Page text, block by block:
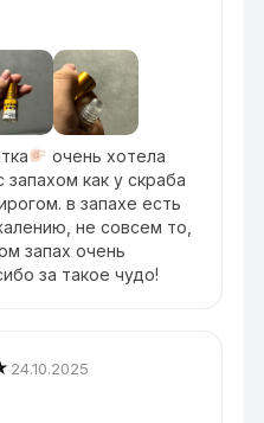
очень хотела
как у скраба
в запахе есть
не совсем то,
запах очень
за такое чудо!
24.10.2025